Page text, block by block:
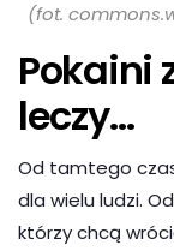
(fot.
Pokaini
leczy…
Od tamtego
dla wielu ludzi.
którzy chcą